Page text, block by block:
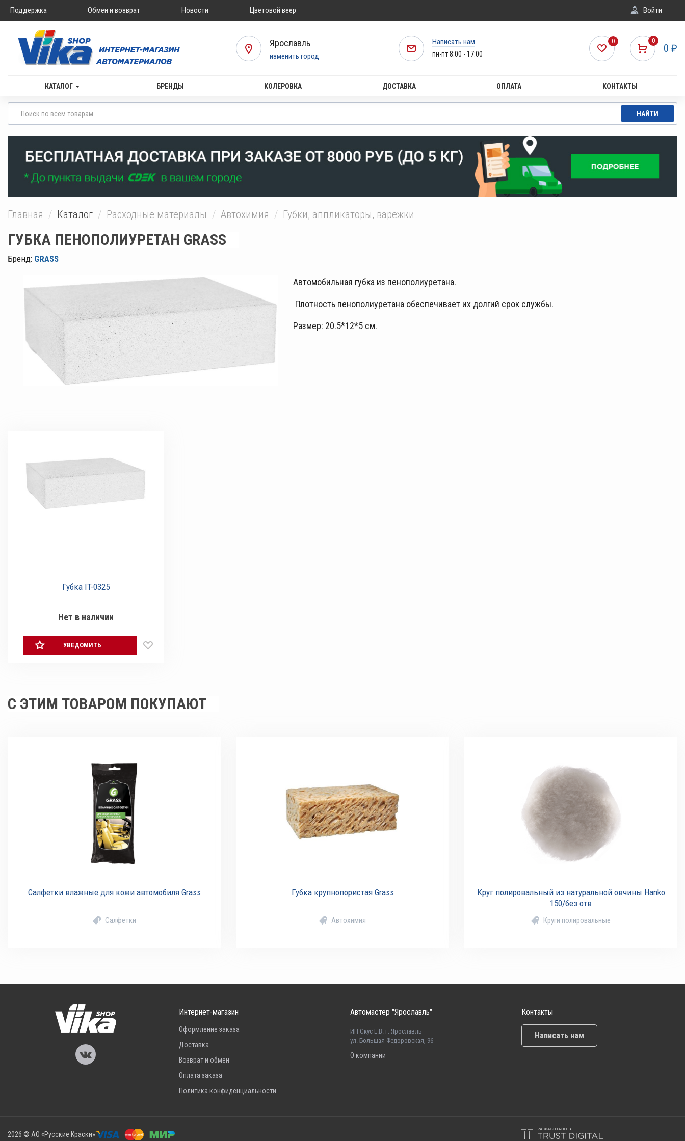
Поддержка Обмен и возврат Новости Цветовой веер Войти
Ярославль
изменить город
Написать нам
пн-пт 8:00 - 17:00
0
0 ₽
0
КАТАЛОГ БРЕНДЫ КОЛЕРОВКА ДОСТАВКА ОПЛАТА КОНТАКТЫ
НАЙТИ
Главная Каталог Расходные материалы Автохимия Губки, аппликаторы, варежки
ГУБКА ПЕНОПОЛИУРЕТАН GRASS
Бренд: GRASS
Автомобильная губка из пенополиуретана.
Плотность пенополиуретана обеспечивает их долгий срок службы.
Размер: 20.5*12*5 см.
Губка IT-0325
Нет в наличии
УВЕДОМИТЬ
С ЭТИМ ТОВАРОМ ПОКУПАЮТ
Салфетки влажные для кожи автомобиля Grass
Салфетки
Губка крупнопористая Grass
Автохимия
Круг полировальный из натуральной овчины Hanko
150/без отв
Круги полировальные
Интернет-магазин
Оформление заказа
Доставка
Возврат и обмен
Оплата заказа
Политика конфиденциальности
Автомастер "Ярославль"
ИП Скус Е.В. г. Ярославль
ул. Большая Федоровская, 96
О компании
Контакты
Написать нам
2026 © АО «Русские Краски»